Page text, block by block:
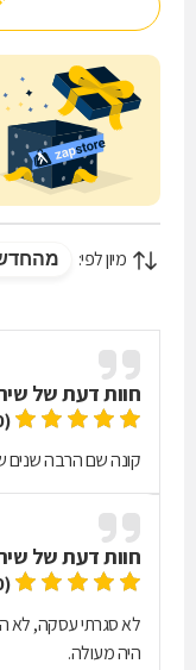
מיון לפי:
חוות דעת של
(5.0)
קונה שם הרבה שנים
חוות דעת של
(5.0)
לא סגרתי עסקה, לא
היה מעולה.